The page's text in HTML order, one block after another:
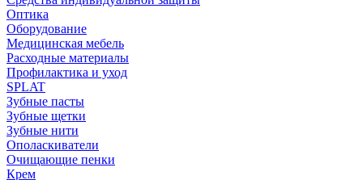
Оптика
Оборудование
Медицинская мебель
Расходные материалы
Профилактика и уход
SPLAT
Зубные пасты
Зубные щетки
Зубные нити
Ополаскиватели
Очищающие пенки
Крем